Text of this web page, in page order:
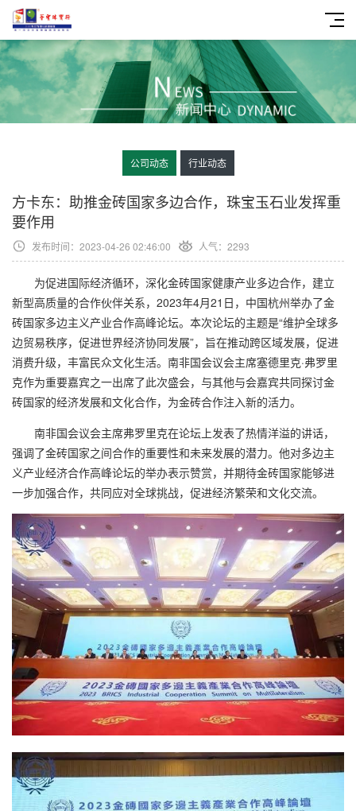
公司动态 行业动态
方卡东：助推金砖国家多边合作，珠宝玉石业发挥重
要作用
发布时间：2023-04-26 02:46:00 人气：2293
为促进国际经济循环，深化金砖国家健康产业多边合作，建立
新型高质量的合作伙伴关系，2023年4月21日，中国杭州举办了金
砖国家多边主义产业合作高峰论坛。本次论坛的主题是“维护全球多
边贸易秩序，促进世界经济协同发展”，旨在推动跨区域发展，促进
消费升级，丰富民众文化生活。南非国会议会主席塞德里克·弗罗里
克作为重要嘉宾之一出席了此次盛会，与其他与会嘉宾共同探讨金
砖国家的经济发展和文化合作，为金砖合作注入新的活力。
南非国会议会主席弗罗里克在论坛上发表了热情洋溢的讲话，
强调了金砖国家之间合作的重要性和未来发展的潜力。他对多边主
义产业经济合作高峰论坛的举办表示赞赏，并期待金砖国家能够进
一步加强合作，共同应对全球挑战，促进经济繁荣和文化交流。